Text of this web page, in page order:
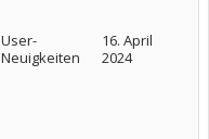
User-
Neuigkeiten
16. April
2024